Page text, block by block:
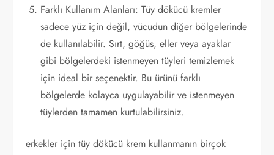
Farklı Kullanım Alanları: Tüy dökücü kremler
sadece yüz için değil, vücudun diğer bölgelerinde
de kullanılabilir. Sırt, göğüs, eller veya ayaklar
gibi bölgelerdeki istenmeyen tüyleri temizlemek
için ideal bir seçenektir. Bu ürünü farklı
bölgelerde kolayca uygulayabilir ve istenmeyen
tüylerden tamamen kurtulabilirsiniz.
erkekler için tüy dökücü krem kullanmanın birçok